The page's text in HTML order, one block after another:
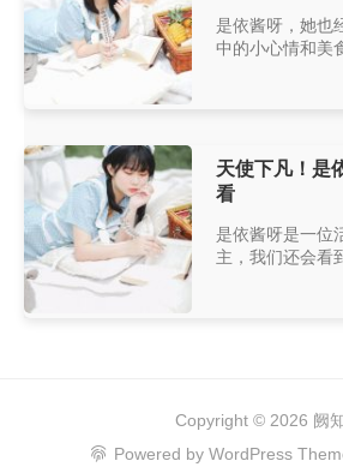
是依酱呀，她也
中的小心情和美
天使下凡！是
看
是依酱呀是一位
主，我们还会看
Copyright © 2026 阙
Powered by WordPress